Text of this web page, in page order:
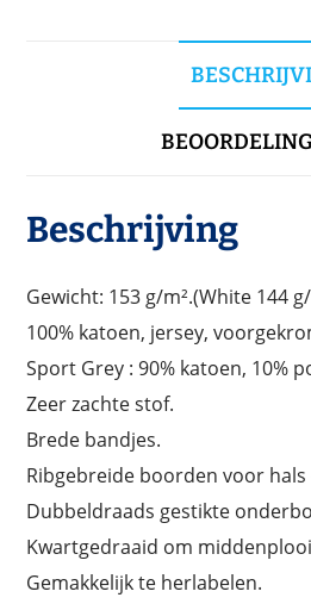
Beschrijving
Gewicht: 153 g/m².(White 144
100% katoen, jersey,
Sport Grey : 90% katoen, 10%
Zeer zachte stof.
Brede bandjes.
Ribgebreide boorden voor
Dubbeldraads gestikte
Kwartgedraaid om
Gemakkelijk te herlabelen.